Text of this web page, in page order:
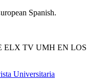
Spanish.
ELX TV UMH EN LOS
Universitaria